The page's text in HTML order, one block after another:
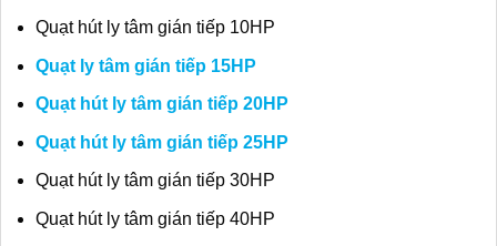
Quạt hút ly tâm gián tiếp 10HP
Quạt ly tâm gián tiếp 15HP
Quạt hút ly tâm gián tiếp 20HP
Quạt hút ly tâm gián tiếp 25HP
Quạt hút ly tâm gián tiếp 30HP
Quạt hút ly tâm gián tiếp 40HP